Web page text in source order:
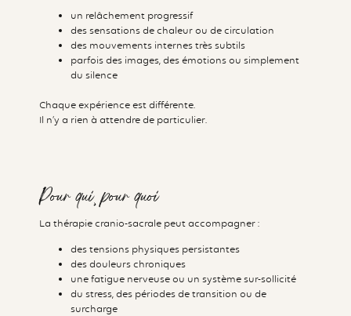
un relâchement progressif
des sensations de chaleur ou de circulation
des mouvements internes très subtils
parfois des images, des émotions ou simplement
du silence
Chaque expérience est différente.
Il n’y a rien à attendre de particulier.
Pour qui, pour quoi
La thérapie cranio-sacrale peut accompagner :
des tensions physiques persistantes
des douleurs chroniques
une fatigue nerveuse ou un système sur-sollicité
du stress, des périodes de transition ou de
surcharge